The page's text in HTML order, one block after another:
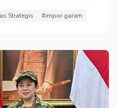
Strategis #impor garam